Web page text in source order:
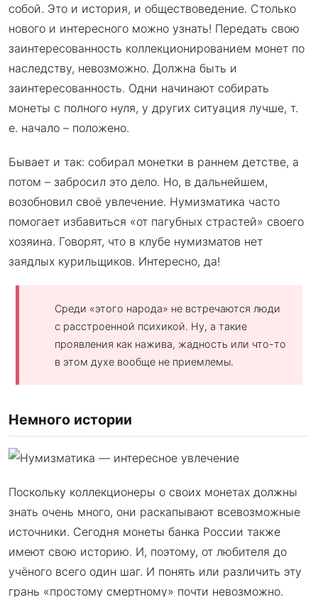
собой. Это и история, и обществоведение. Столько
нового и интересного можно узнать! Передать свою
заинтересованность коллекционированием монет по
наследству, невозможно. Должна быть и
заинтересованность. Одни начинают собирать
монеты с полного нуля, у других ситуация лучше, т.
е. начало – положено.
Бывает и так: собирал монетки в раннем детстве, а
потом – забросил это дело. Но, в дальнейшем,
возобновил своё увлечение. Нумизматика часто
помогает избавиться «от пагубных страстей» своего
хозяина. Говорят, что в клубе нумизматов нет
заядлых курильщиков. Интересно, да!
Среди «этого народа» не встречаются люди
с расстроенной психикой. Ну, а такие
проявления как нажива, жадность или что-то
в этом духе вообще не приемлемы.
Немного истории
Поскольку коллекционеры о своих монетах должны
знать очень много, они раскапывают всевозможные
источники. Сегодня монеты банка России также
имеют свою историю. И, поэтому, от любителя до
учёного всего один шаг. И понять или различить эту
грань «простому смертному» почти невозможно.